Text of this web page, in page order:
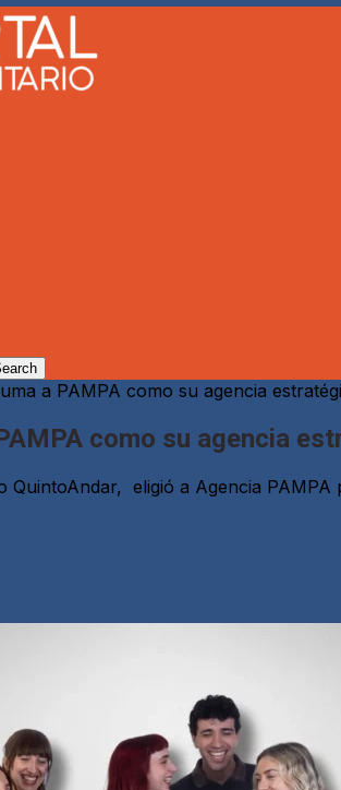
a PAMPA como su agencia
como su agencia
QuintoAndar, eligió a Agencia